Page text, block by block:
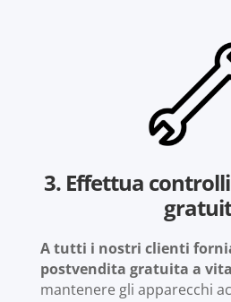
3. Effettua
A tutti i nostri clienti
postvendita gratuita a vita
mantenere gli apparecchi